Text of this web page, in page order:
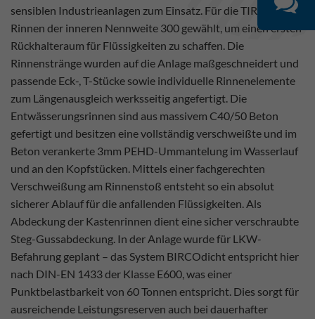
sensiblen Industrieanlagen zum Einsatz. Für die TIRA wurden
Rinnen der inneren Nennweite 300 gewählt, um einen ersten
Rückhalteraum für Flüssigkeiten zu schaffen. Die
Rinnenstränge wurden auf die Anlage maßgeschneidert und
passende Eck-, T-Stücke sowie individuelle Rinnenelemente
zum Längenausgleich werksseitig angefertigt. Die
Entwässerungsrinnen sind aus massivem C40/50 Beton
gefertigt und besitzen eine vollständig verschweißte und im
Beton verankerte 3mm PEHD-Ummantelung im Wasserlauf
und an den Kopfstücken. Mittels einer fachgerechten
Verschweißung am Rinnenstoß entsteht so ein absolut
sicherer Ablauf für die anfallenden Flüssigkeiten. Als
Abdeckung der Kastenrinnen dient eine sicher verschraubte
Steg-Gussabdeckung. In der Anlage wurde für LKW-
Befahrung geplant – das System BIRCOdicht entspricht hier
nach DIN-EN 1433 der Klasse E600, was einer
Punktbelastbarkeit von 60 Tonnen entspricht. Dies sorgt für
ausreichende Leistungsreserven auch bei dauerhafter